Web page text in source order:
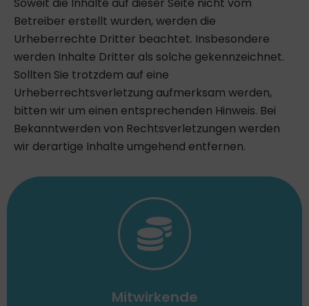
Betreiber erstellt wurden, werden die
Urheberrechte Dritter beachtet. Insbesondere
werden Inhalte Dritter als solche gekennzeichnet.
Sollten Sie trotzdem auf eine
Urheberrechtsverletzung aufmerksam werden,
bitten wir um einen entsprechenden Hinweis. Bei
Bekanntwerden von Rechtsverletzungen werden
wir derartige Inhalte umgehend entfernen.
Mitwirkende